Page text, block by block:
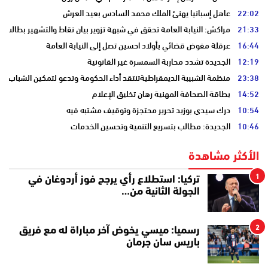
22:02 عاهل إسبانيا يهنئ الملك محمد السادس بعيد العرش
21:33 مراكش: النيابة العامة تحقق في شبهة تزوير بيان نقاط والتشهير بطالب
16:44 عرقلة مفوض قضائي بأولاد احسين تصل إلى النيابة العامة
12:19 الجديدة تشدد محاربة السمسرة غير القانونية
23:38 منظمة الشبيبة الديمقراطيةتنتقد أداء الحكومة وتدعو لتمكين الشباب
14:52 بطاقة الصحافة المهنية رهان تخليق الإعلام
10:54 درك سيدي بوزيد تحرير محتجزة وتوقيف مشتبه فيه
10:46 الجديدة: مطالب بتسريع التنمية وتحسين الخدمات
الأكثر مشاهدة
1
تركيا: استطلاع رأي يرجح فوز أردوغان في
الجولة الثانية من…
2
رسميا: ميسي يخوض آخر مباراة له مع فريق
باريس سان جرمان